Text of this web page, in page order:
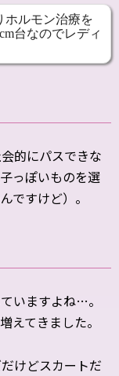
ホルモン治療を
台なのでレディ
的にパスできな
っぽいものを選
ですけど）。
いますよね…。
えてきました。
けどスカートだ